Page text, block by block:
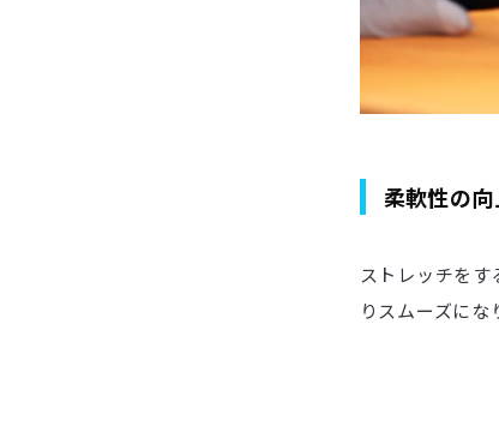
柔軟性の
ストレッチを
りスムーズにな